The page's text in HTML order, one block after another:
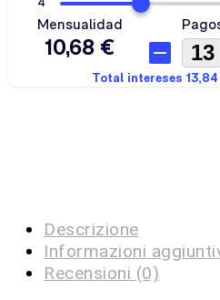
Descrizione
Informazioni
Recensioni (0)